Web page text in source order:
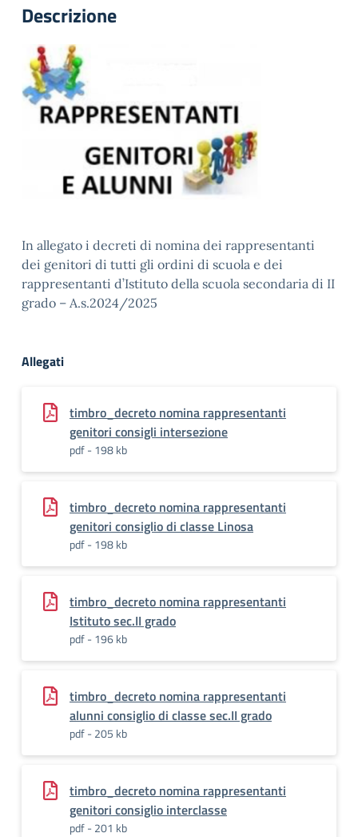
Descrizione
In allegato i decreti di nomina dei rappresentanti
dei genitori di tutti gli ordini di scuola e dei
rappresentanti d’Istituto della scuola secondaria di II
grado – A.s.2024/2025
Allegati
timbro_decreto nomina rappresentanti
genitori consigli intersezione
pdf - 198 kb
timbro_decreto nomina rappresentanti
genitori consiglio di classe Linosa
pdf - 198 kb
timbro_decreto nomina rappresentanti
Istituto sec.II grado
pdf - 196 kb
timbro_decreto nomina rappresentanti
alunni consiglio di classe sec.II grado
pdf - 205 kb
timbro_decreto nomina rappresentanti
genitori consiglio interclasse
pdf - 201 kb